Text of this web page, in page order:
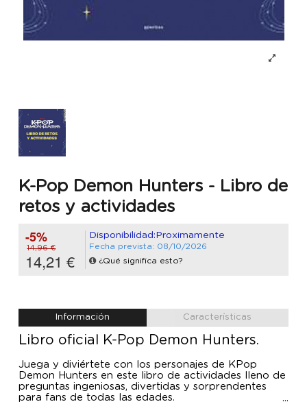
K-Pop Demon Hunters - Libro de
retos y actividades
-5%
14,96 €
14,21 €
Disponibilidad:Proximamente
Fecha prevista: 08/10/2026
¿Qué significa esto?
Información Características
Libro oficial K-Pop Demon Hunters.
Juega y diviértete con los personajes de KPop
Demon Hunters en este libro de actividades lleno de
preguntas ingeniosas, divertidas y sorprendentes
para fans de todas las edades.